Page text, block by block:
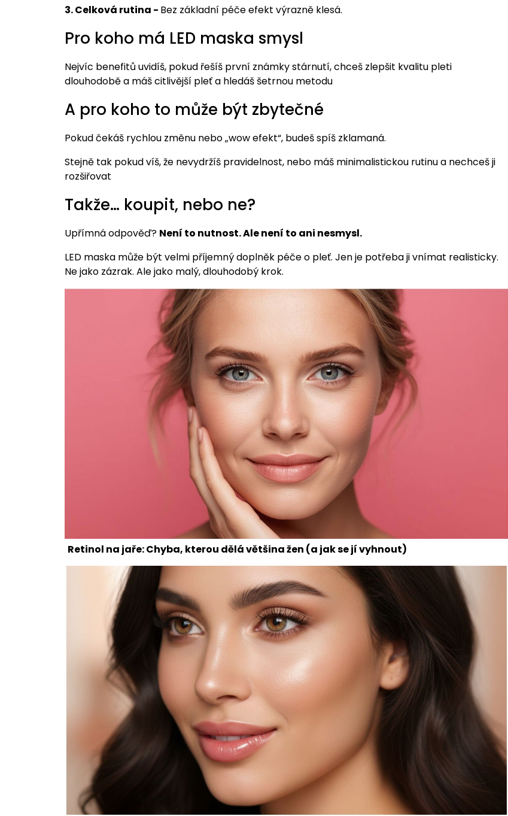
3. Celková rutina - Bez základní péče efekt výrazně klesá.
Pro koho má LED maska smysl
Nejvíc benefitů uvidíš, pokud řešíš první známky stárnutí, chceš zlepšit kvalitu pleti
dlouhodobě a máš citlivější pleť a hledáš šetrnou metodu
A pro koho to může být zbytečné
Pokud čekáš rychlou změnu nebo „wow efekt“, budeš spíš zklamaná.
Stejně tak pokud víš, že nevydržíš pravidelnost, nebo máš minimalistickou rutinu a nechceš ji
rozšiřovat
Takže… koupit, nebo ne?
Upřímná odpověď? Není to nutnost. Ale není to ani nesmysl.
LED maska může být velmi příjemný doplněk péče o pleť. Jen je potřeba ji vnímat realisticky.
Ne jako zázrak. Ale jako malý, dlouhodobý krok.
Retinol na jaře: Chyba, kterou dělá většina žen (a jak se jí vyhnout)